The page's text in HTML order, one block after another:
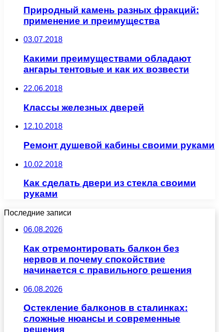
Природный камень разных фракций:
применение и преимущества
03.07.2018
Какими преимуществами обладают
ангары тентовые и как их возвести
22.06.2018
Классы железных дверей
12.10.2018
Ремонт душевой кабины своими руками
10.02.2018
Как сделать двери из стекла своими
руками
Последние записи
06.08.2026
Как отремонтировать балкон без
нервов и почему спокойствие
начинается с правильного решения
06.08.2026
Остекление балконов в сталинках:
сложные нюансы и современные
решения